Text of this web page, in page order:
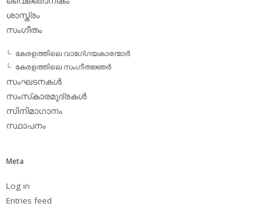
ശാസ്ത്രം
സംഗീതം
കേരളത്തിലെ വാഗേ്ഗയകാരന്മാര്‍
കേരളത്തിലെ സംഗീതജ്ഞര്‍
സംഘടനകള്‍
സംസ്‌കാരമുദ്രകള്‍
സിനിമാഗാനം
സ്ഥാപനം
Meta
Log in
Entries feed